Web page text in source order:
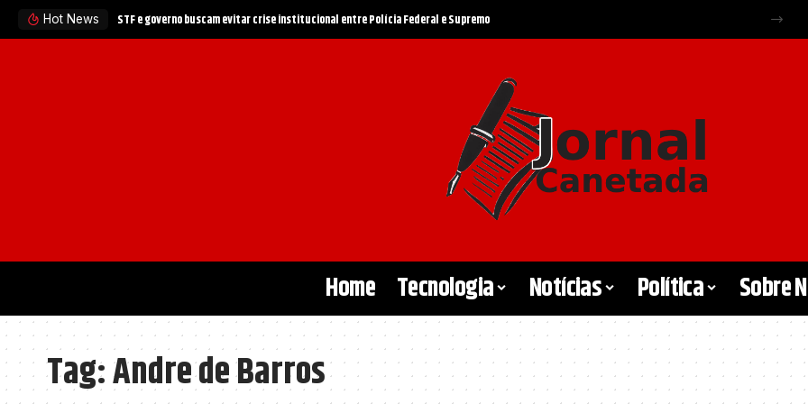
Hot News STF e governo buscam evitar crise institucional entre Polícia Federal e Supremo
Home Tecnologia Notícias Política Sobre
Tag:Andre de Barros